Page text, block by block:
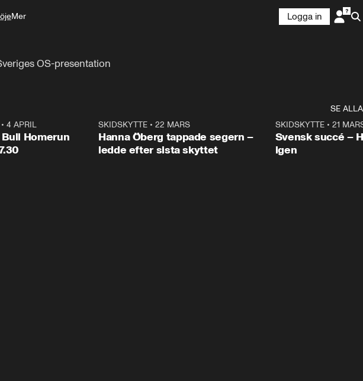
Mer
Logga in
OS-presentation
SE ALLA
•4 APRIL
Homerun
SKIDSKYTTE• 22 MARS
Hanna Öberg tappade segern –
ledde efter sista skyttet
SKIDSKYTTE• 21
Svensk succé –
igen